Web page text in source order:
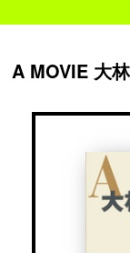
A MOVIE 大